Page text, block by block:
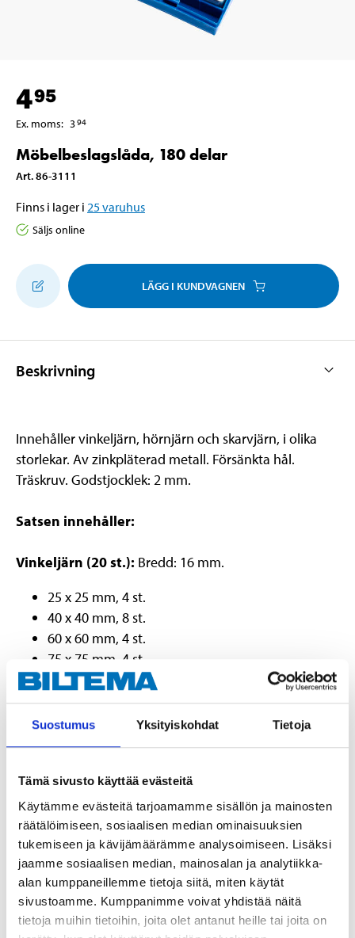
Suostumus Yksityiskohdat Tietoja
Tämä sivusto käyttää evästeitä
Käytämme evästeitä tarjoamamme sisällön ja mainosten
räätälöimiseen, sosiaalisen median ominaisuuksien
tukemiseen ja kävijämäärämme analysoimiseen. Lisäksi
jaamme sosiaalisen median, mainosalan ja analytiikka-
alan kumppaneillemme tietoja siitä, miten käytät
sivustoamme. Kumppanimme voivat yhdistää näitä
tietoja muihin tietoihin, joita olet antanut heille tai joita on
495
Ex. moms: 394
Möbelbeslagslåda, 180 delar
Art.86-3111
Finns i lager i 25varuhus
Säljs online
LÄGG I KUNDVAGNEN
Beskrivning
Innehåller vinkeljärn, hörnjärn och skarvjärn, i olika
storlekar. Av zinkpläterad metall. Försänkta hål.
Träskruv. Godstjocklek: 2 mm.
Satsen innehåller:
Vinkeljärn (20 st.): Bredd: 16 mm.
25 x 25 mm, 4 st.
40 x 40 mm, 8 st.
60 x 60 mm, 4 st.
75 x 75 mm, 4 st.
Hörnjärn (8 st.):Bredd: 12 mm.
40 x 40 mm, 4 st.
60 x 60 mm, 4 st.
Skarvjärn (8 st.):Bredd: 15 mm.
40 mm, 4 st.
80 mm, 4 st.
Skruv:Helgängad träskruv med krysspår (Pozidriv).
3,0 x 16 mm, 144 st.